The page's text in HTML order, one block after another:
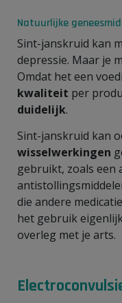
Natuurlijke
Sint-janskruid kan
depressie. Maar je
Omdat het een
kwaliteit per
duidelijk.
Sint-janskruid kan
wisselwerkingen
gebruikt, zoals een
die andere
het gebruik
overleg met je arts.